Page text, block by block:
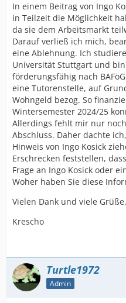
In einem Beitrag von Ingo
in Teilzeit die Möglichkeit
da sie dem Arbeitsmarkt
Darauf verließ ich mich,
eine Ablehnung. Ich
Universität Stuttgart und
förderungsfähig nach
eine Tutorenstelle, auf
Wohngeld bezog. So
Wintersemester 2024/25
Allerdings fehlt mir nur
Abschluss. Daher dachte
Hinweis von Ingo Kosick
Erschrecken feststellen,
Frage an Ingo Kosick oder
Woher haben Sie diese
Vielen Dank und viele Grüße,
Krescho
Turtle1972
Admin